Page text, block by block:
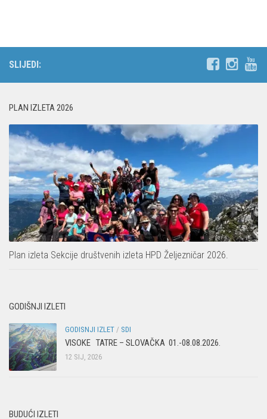
SLIJEDI:
PLAN IZLETA 2026
Plan izleta Sekcije društvenih izleta HPD Željezničar 2026.
GODIŠNJI IZLETI
GODISNJI IZLET / SDI
VISOKE TATRE – SLOVAČKA 01.-08.08.2026.
12 SIJ, 2026
BUDUĆI IZLETI